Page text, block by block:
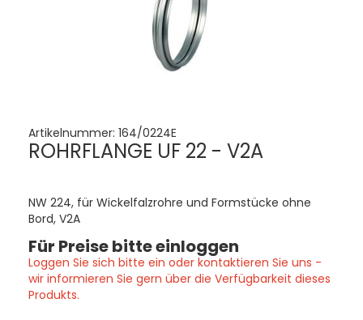
Artikelnummer: 164/0224E
ROHRFLANGE UF 22 - V2A
NW 224, für Wickelfalzrohre und Formstücke ohne
Bord, V2A
Für Preise bitte einloggen
Loggen Sie sich bitte ein oder kontaktieren Sie uns -
wir informieren Sie gern über die Verfügbarkeit dieses
Produkts.